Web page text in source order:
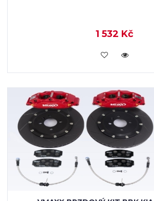
1 532 Kč
KOUPIT